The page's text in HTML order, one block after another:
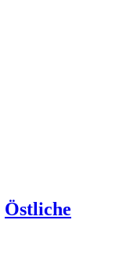
Östliche